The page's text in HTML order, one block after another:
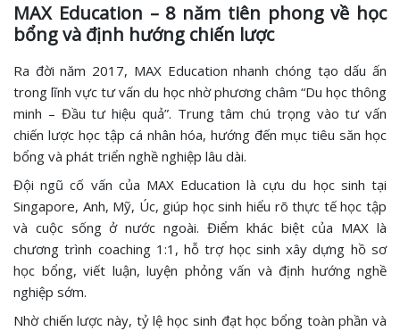
MAX Education – 8 năm tiên phong về học
bổng và định hướng chiến lược
Ra đời năm 2017, MAX Education nhanh chóng tạo dấu ấn
trong lĩnh vực tư vấn du học nhờ phương châm “Du học thông
minh – Đầu tư hiệu quả”. Trung tâm chú trọng vào tư vấn
chiến lược học tập cá nhân hóa, hướng đến mục tiêu săn học
bổng và phát triển nghề nghiệp lâu dài.
Đội ngũ cố vấn của MAX Education là cựu du học sinh tại
Singapore, Anh, Mỹ, Úc, giúp học sinh hiểu rõ thực tế học tập
và cuộc sống ở nước ngoài. Điểm khác biệt của MAX là
chương trình coaching 1:1, hỗ trợ học sinh xây dựng hồ sơ
học bổng, viết luận, luyện phỏng vấn và định hướng nghề
nghiệp sớm.
Nhờ chiến lược này, tỷ lệ học sinh đạt học bổng toàn phần và